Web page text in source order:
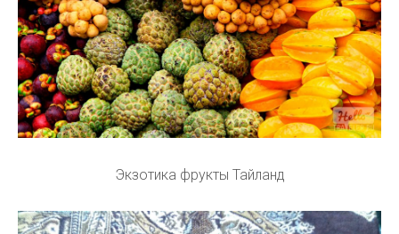
Экзотика фрукты Тайланд